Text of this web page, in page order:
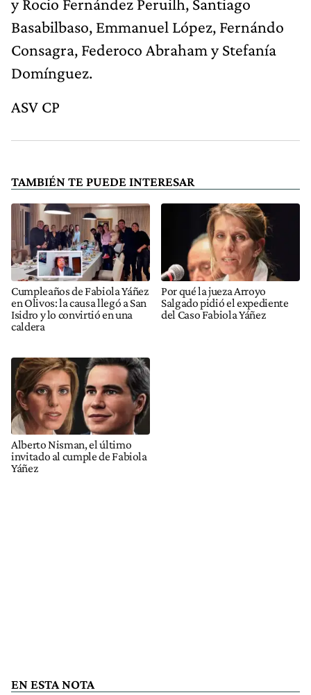
y Rocio Fernández Peruilh, Santiago
Basabilbaso, Emmanuel López, Fernándo
Consagra, Federoco Abraham y Stefanía
Domínguez.
ASV CP
TAMBIÉN TE PUEDE INTERESAR
Cumpleaños de Fabiola Yáñez
en Olivos: la causa llegó a San
Isidro y lo convirtió en una
caldera
Por qué la jueza Arroyo
Salgado pidió el expediente
del Caso Fabiola Yáñez
Alberto Nisman, el último
invitado al cumple de Fabiola
Yáñez
EN ESTA NOTA